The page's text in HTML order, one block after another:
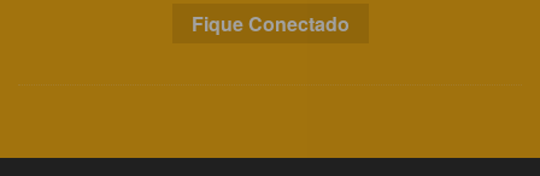
Fique Conectado